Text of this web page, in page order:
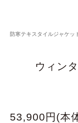
防寒テキスタイルジャケッ
ウィン
53,900円(本